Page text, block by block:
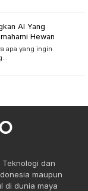
AI Yang
Hewan
apa yang ingin
dan
maupun
di dunia maya